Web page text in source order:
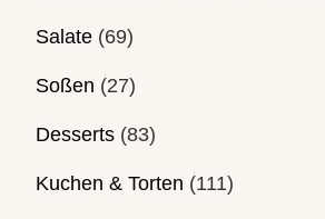
Salate (69)
Soßen (27)
Desserts (83)
Kuchen & Torten (111)